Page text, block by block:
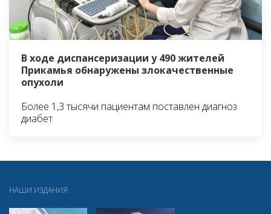
В ходе диспансеризации у 490 жителей
Прикамья обнаружены злокачественные
опухоли
Более 1,3 тысячи пациентам поставлен диагноз
диабет
НАШИ ИЗДАНИЯ